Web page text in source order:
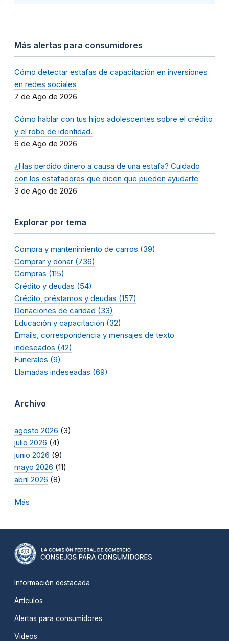
Más alertas para consumidores
Cómo detectar estafas de capacitación en inversiones
en redes sociales
7 de Ago de 2026
Cómo hablar con tus hijos adolescentes sobre el crédito
y el robo de identidad.
6 de Ago de 2026
¿Has perdido dinero a causa de una estafa? Cuidado
con los estafadores que dicen que pueden ayudarte
3 de Ago de 2026
Explorar por tema
Compra y mantenimiento de carros (39)
Comprar y donar (736)
Compras (115)
Crédito y deudas (54)
Crédito, préstamos y deudas (157)
Donaciones de caridad (33)
Educación y capacitación (32)
Emails, correspondencia y mensajes de texto
indeseados (42)
Funerales (9)
Llamadas indeseadas (69)
Archivo
agosto 2026 (3)
julio 2026 (4)
junio 2026 (9)
mayo 2026 (11)
abril 2026 (8)
Más
Información destacada
Artículos
Alertas para consumidores
Videos